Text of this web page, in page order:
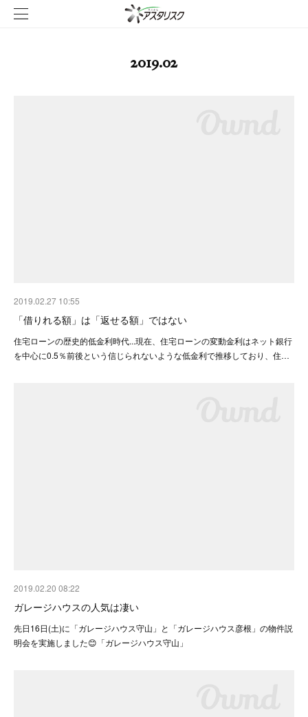
2019.02
2019.02.27 10:55
「借りれる額」は「返せる額」ではない
住宅ローンの歴史的低金利時代...現在、住宅ローンの変動金利はネット銀行
を中心に0.5％前後という信じられないような低金利で推移しており、住…
2019.02.20 08:22
ガレージハウスの人気は凄い
先日16日(土)に「ガレージハウス守山」と「ガレージハウス彦根」の物件説
明会を実施しました😊「ガレージハウス守山」